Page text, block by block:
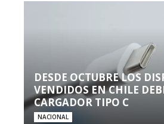
DESDE OCTUBRE LOS
VENDIDOS EN CHILE
CARGADOR TIPO C
NACIONAL